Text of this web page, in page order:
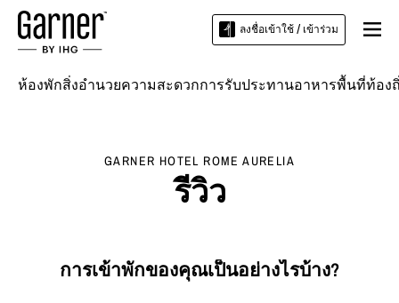
ลงชื่อเข้าใช้ / เข้าร่วม
ห้องพักสิ่งอำนวยความสะดวกการรับประทานอาหารพื้นที่ท้อง
GARNER HOTEL ROME AURELIA
รีวิว
การเข้าพักของคุณเป็นอย่างไรบ้าง?